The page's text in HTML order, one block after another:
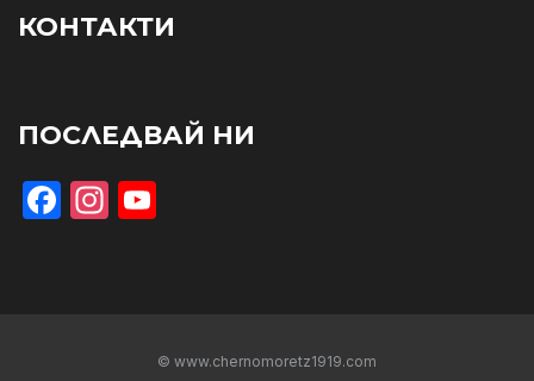
КОНТАКТИ
ПОСЛЕДВАЙ НИ
Facebook
Instagram
© www.chernomoretz1919.com